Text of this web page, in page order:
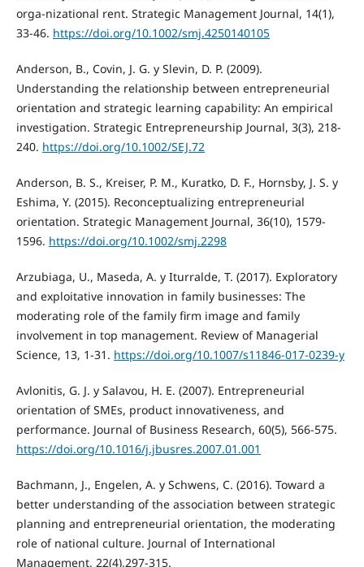
orga-nizational rent. Strategic Management Journal, 14(1),
33-46. https://doi.org/10.1002/smj.4250140105
Anderson, B., Covin, J. G. y Slevin, D. P. (2009).
Understanding the relationship between entrepreneurial
orientation and strategic learning capability: An empirical
investigation. Strategic Entrepreneurship Journal, 3(3), 218-
240. https://doi.org/10.1002/SEJ.72
Anderson, B. S., Kreiser, P. M., Kuratko, D. F., Hornsby, J. S. y
Eshima, Y. (2015). Reconceptualizing entrepreneurial
orientation. Strategic Management Journal, 36(10), 1579-
1596. https://doi.org/10.1002/smj.2298
Arzubiaga, U., Maseda, A. y Iturralde, T. (2017). Exploratory
and exploitative innovation in family businesses: The
moderating role of the family firm image and family
involvement in top management. Review of Managerial
Science, 13, 1-31. https://doi.org/10.1007/s11846-017-0239-y
Avlonitis, G. J. y Salavou, H. E. (2007). Entrepreneurial
orientation of SMEs, product innovativeness, and
performance. Journal of Business Research, 60(5), 566-575.
https://doi.org/10.1016/j.jbusres.2007.01.001
Bachmann, J., Engelen, A. y Schwens, C. (2016). Toward a
better understanding of the association between strategic
planning and entrepreneurial orientation, the moderating
role of national culture. Journal of International
Management, 22(4),297-315.